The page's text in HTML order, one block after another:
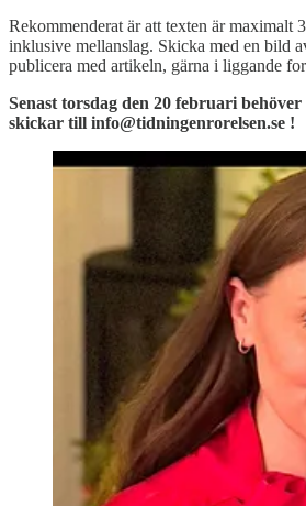
Rekommenderat är att texten är maximalt
inklusive mellanslag. Skicka med en bild
publicera med artikeln, gärna i liggande
Senast torsdag den 20 februari
skickar till info@tidningenrorelsen.se !